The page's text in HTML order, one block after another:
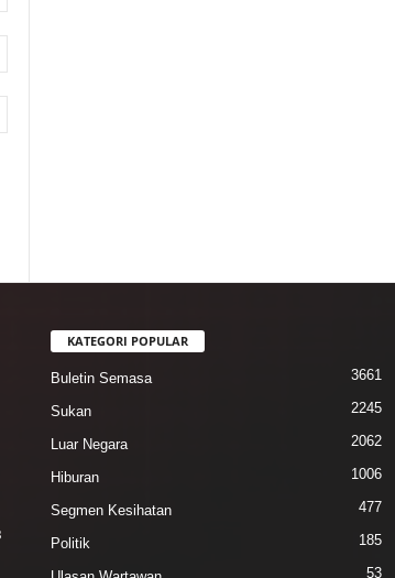
KATEGORI POPULAR
Buletin Semasa 3661
Sukan 2245
Luar Negara 2062
Hiburan 1006
Segmen Kesihatan 477
Politik 185
53